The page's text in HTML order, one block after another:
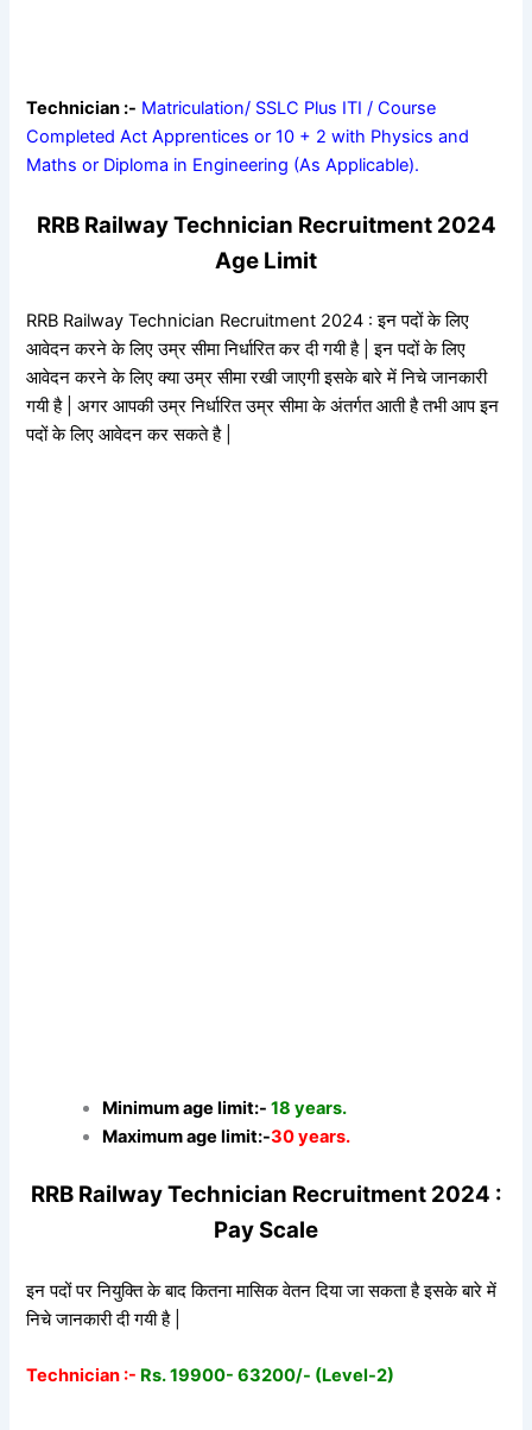
Technician :- Matriculation/ SSLC Plus ITI / Course
Completed Act Apprentices or 10 + 2 with Physics and
Maths or Diploma in Engineering (As Applicable).
RRB Railway Technician Recruitment 2024
Age Limit
RRB Railway Technician Recruitment 2024 : इन पदों के लिए
आवेदन करने के लिए उम्र सीमा निर्धारित कर दी गयी है | इन पदों के लिए
आवेदन करने के लिए क्या उम्र सीमा रखी जाएगी इसके बारे में निचे जानकारी
गयी है | अगर आपकी उम्र निर्धारित उम्र सीमा के अंतर्गत आती है तभी आप इन
पदों के लिए आवेदन कर सकते है |
Minimum age limit:-18 years.
Maximum age limit:-30 years.
RRB Railway Technician Recruitment 2024 :
Pay Scale
इन पदों पर नियुक्ति के बाद कितना मासिक वेतन दिया जा सकता है इसके बारे में
निचे जानकारी दी गयी है |
Technician :- Rs. 19900- 63200/- (Level-2)